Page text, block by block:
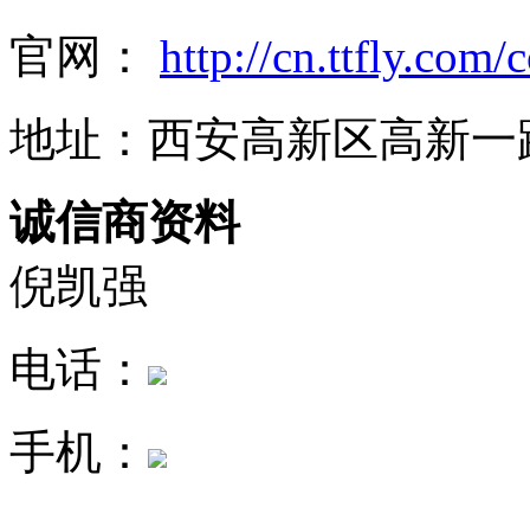
官网： http://cn.ttfly.com/
地址：西安高新区高新
诚信商资料
倪凯强
电话：
手机：